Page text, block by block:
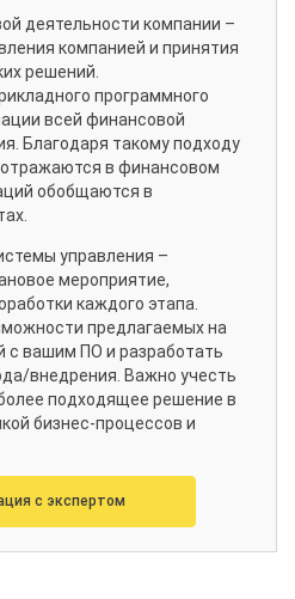
деятельности компании –
компанией и принятия
решений.
программного
всей финансовой
Благодаря такому подходу
в финансовом
обобщаются в
управления –
мероприятие,
каждого этапа.
предлагаемых на
с вашим ПО и разработать
внедрения. Важно учесть
подходящее решение в
бизнес-процессов и
с экспертом